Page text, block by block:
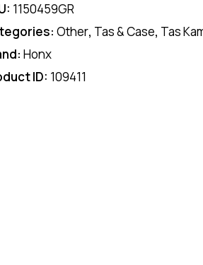
1150459GR
Other, Tas & Case, Tas
Honx
ID: 109411